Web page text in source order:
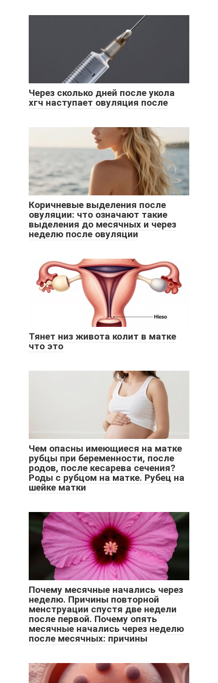
Через сколько дней после укола
хгч наступает овуляция после
Коричневые выделения после
овуляции: что означают такие
выделения до месячных и через
неделю после овуляции
Тянет низ живота колит в матке
что это
Чем опасны имеющиеся на матке
рубцы при беременности, после
родов, после кесарева сечения?
Роды с рубцом на матке. Рубец на
шейке матки
Почему месячные начались через
неделю. Причины повторной
менструации спустя две недели
после первой. Почему опять
месячные начались через неделю
после месячных: причины